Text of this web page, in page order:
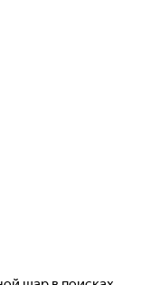
морем на севере и
прекрасным местом